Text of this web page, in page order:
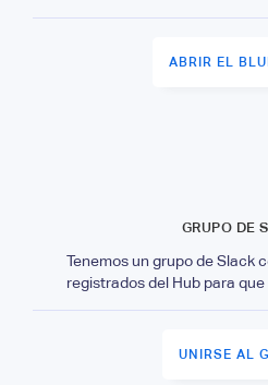
ABRIR EL
GRUPO DE
Tenemos un grupo de Slack
registrados del Hub para
UNIRSE AL